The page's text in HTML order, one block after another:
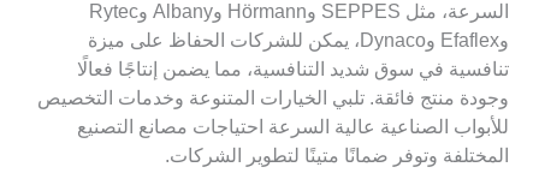
السرعة، مثل SEPPES وHörmann وAlbany وRytec
وEfaflex وDynaco، يمكن للشركات الحفاظ على ميزة
تنافسية في سوق شديد التنافسية، مما يضمن إنتاجًا فعالًا
وجودة منتج فائقة. تلبي الخيارات المتنوعة وخدمات التخصيص
للأبواب الصناعية عالية السرعة احتياجات مصانع التصنيع
المختلفة وتوفر ضمانًا متينًا لتطوير الشركات.